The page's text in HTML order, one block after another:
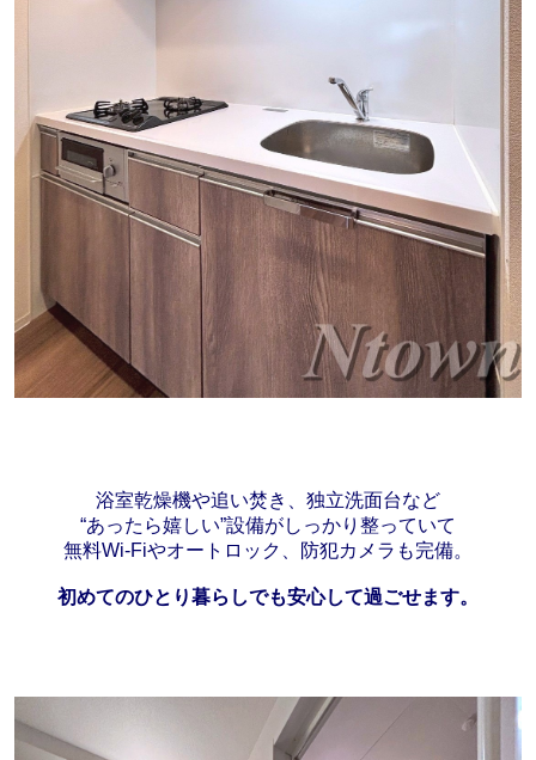
浴室乾燥機や追い焚き、独立洗面台など
“あったら嬉しい”設備がしっかり整っていて
無料Wi-Fiやオートロック、防犯カメラも完備。
初めてのひとり暮らしでも安心して過ごせます。